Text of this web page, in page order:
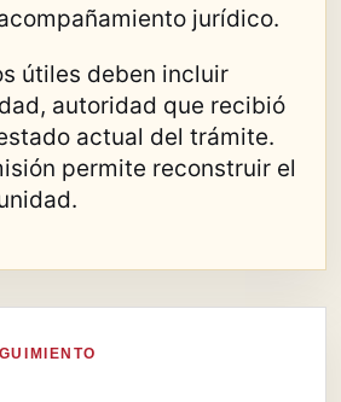
jurídico.
útiles deben incluir
autoridad que recibió
actual del trámite.
permite reconstruir el